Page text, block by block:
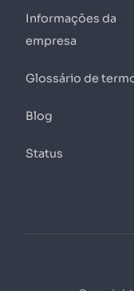
Informações da
empresa
Glossário de
Blog
Status